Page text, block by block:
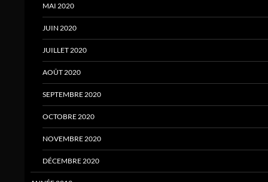
MAI 2020
JUIN 2020
JUILLET 2020
AOÛT 2020
SEPTEMBRE 2020
OCTOBRE 2020
NOVEMBRE 2020
DÉCEMBRE 2020